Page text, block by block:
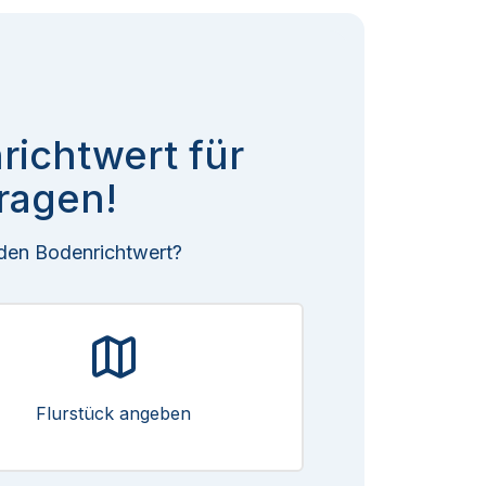
für
Bodenrichtwert?
Flurstück angeben